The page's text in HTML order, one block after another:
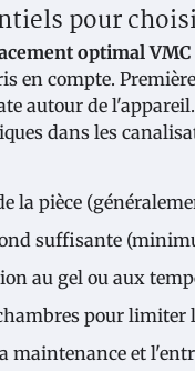
pour
optimal
en compte.
autour de
dans les
la pièce
suffisante
au gel ou aux
pour limiter
maintenance et